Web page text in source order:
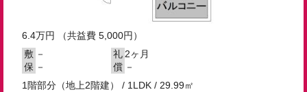
6.4万円
（共益費 5,000円）
敷 － 礼 2ヶ月
保 － 償 －
1階部分（地上2階建） / 1LDK / 29.99㎡